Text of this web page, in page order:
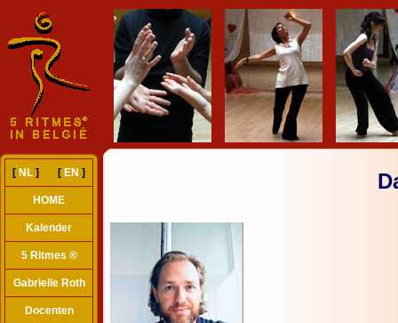
[ NL ] [ EN ]
HOME
Kalender
5 Ritmes ®
Gabrielle Roth
Docenten